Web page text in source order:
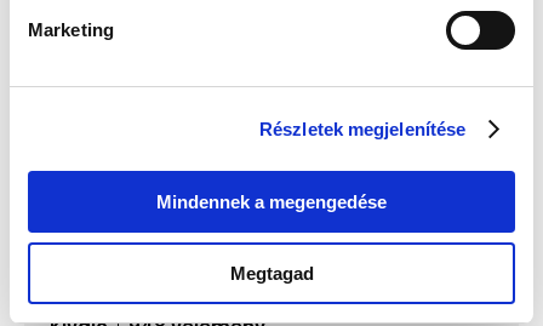
Marketing
Részletek megjelenítése
Mindennek a megengedése
Megtagad